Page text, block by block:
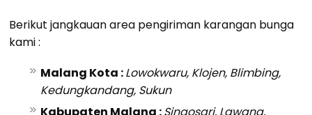
Berikut jangkauan area pengiriman karangan bunga
kami :
Malang Kota :Lowokwaru, Klojen, Blimbing,
Kedungkandang, Sukun